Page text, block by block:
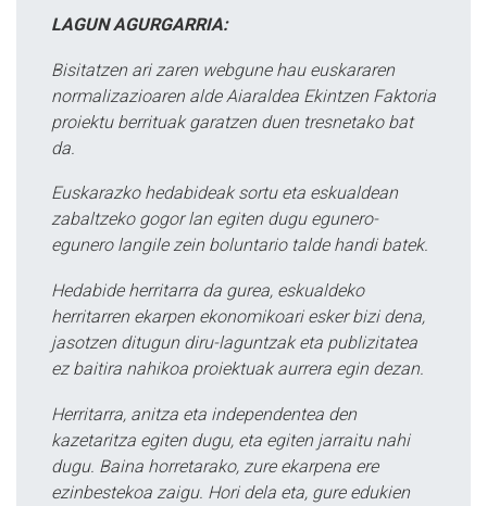
LAGUN AGURGARRIA:
Bisitatzen ari zaren webgune hau euskararen
normalizazioaren alde Aiaraldea Ekintzen Faktoria
proiektu berrituak garatzen duen tresnetako bat
da.
Euskarazko hedabideak sortu eta eskualdean
zabaltzeko gogor lan egiten dugu egunero-
egunero langile zein boluntario talde handi batek.
Hedabide herritarra da gurea, eskualdeko
herritarren ekarpen ekonomikoari esker bizi dena,
jasotzen ditugun diru-laguntzak eta publizitatea
ez baitira nahikoa proiektuak aurrera egin dezan.
Herritarra, anitza eta independentea den
kazetaritza egiten dugu, eta egiten jarraitu nahi
dugu. Baina horretarako, zure ekarpena ere
ezinbestekoa zaigu. Hori dela eta, gure edukien